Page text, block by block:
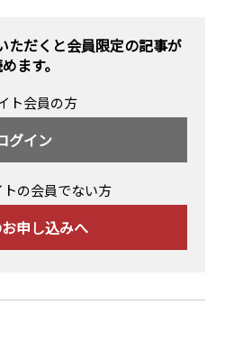
ただくと会員限定の記事が
ます。
ト会員の方
グイン
トの会員でない方
申し込みへ